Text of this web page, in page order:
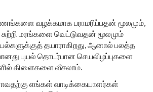
வழக்கமாக பராமரிப்பதன் மூலமும்,
மரங்களை வெட்டுவதன் மூலமும்
தயாராகிறது, ஆனால் பலத்த
புயல் தொடர்பான செயலிழப்புகளை
கிளைகளை வீசலாம்.
எங்கள் வாடிக்கையாளர்கள்